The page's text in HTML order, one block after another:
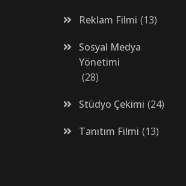
Reklam Filmi 13
Sosyal Medya
Yönetimi
28
Stüdyo Çekimi 24
Tanıtım Filmi 13